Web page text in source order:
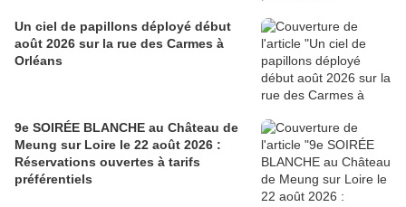
Un ciel de papillons déployé début
août 2026 sur la rue des Carmes à
Orléans
9e SOIRÉE BLANCHE au Château de
Meung sur Loire le 22 août 2026 :
Réservations ouvertes à tarifs
préférentiels